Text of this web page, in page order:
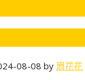
08-08 by 周花花